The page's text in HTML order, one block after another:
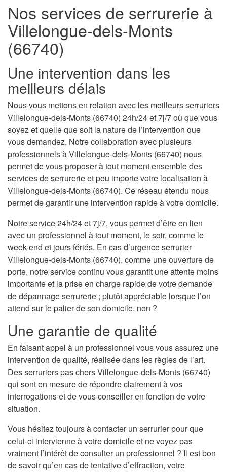
Nos services de serrurerie à
Villelongue-dels-Monts
(66740)
Une intervention dans les
meilleurs délais
Nous vous mettons en relation avec les meilleurs serruriers
Villelongue-dels-Monts (66740) 24h/24 et 7j/7 où que vous
soyez et quelle que soit la nature de l’intervention que
vous demandez. Notre collaboration avec plusieurs
professionnels à Villelongue-dels-Monts (66740) nous
permet de vous proposer à tout moment ensemble des
services de serrurerie et peu importe votre localisation à
Villelongue-dels-Monts (66740). Ce réseau étendu nous
permet de garantir une intervention rapide à votre domicile.
Notre service 24h/24 et 7j/7, vous permet d’être en lien
avec un professionnel à tout moment, le soir, comme le
week-end et jours fériés. En cas d’urgence serrurier
Villelongue-dels-Monts (66740), comme une ouverture de
porte, notre service continu vous garantit une attente moins
importante et la prise en charge rapide de votre demande
de dépannage serrurerie ; plutôt appréciable lorsque l’on
attend sur le palier de son domicile, non ?
Une garantie de qualité
En faisant appel à un professionnel vous vous assurez une
intervention de qualité, réalisée dans les règles de l’art.
Des serruriers pas chers Villelongue-dels-Monts (66740)
qui sont en mesure de répondre clairement à vos
interrogations et de vous conseiller en fonction de votre
situation.
Vous hésitez toujours à contacter un serrurier pour que
celui-ci intervienne à votre domicile et ne voyez pas
vraiment l’intérêt de consulter un professionnel ? Il est bon
de savoir qu’en cas de tentative d’effraction, votre